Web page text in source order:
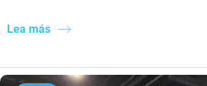
Lea más